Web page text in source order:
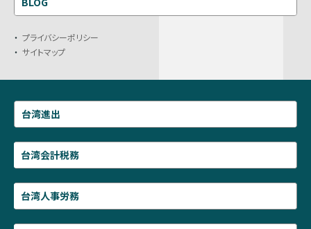
プライバシーポリシー
サイトマップ
台湾進出
台湾会計税務
台湾人事労務